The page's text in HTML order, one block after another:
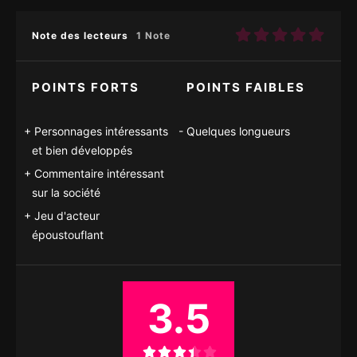
Note des lecteurs 1 Note
POINTS FORTS
Personnages intéressants
et bien développés
Commentaire intéressant
sur la société
Jeu d'acteur
époustouflant
POINTS FAIBLES
Quelques longueurs
3.5